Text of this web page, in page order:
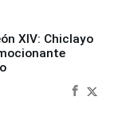
XIV: Chiclayo